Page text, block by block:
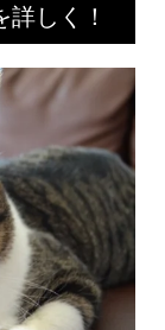
詳しく！